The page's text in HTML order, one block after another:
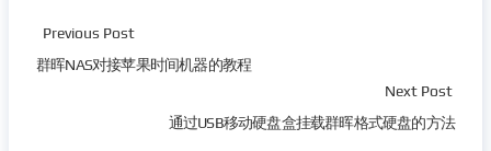
Previous Post
群晖NAS对接苹果时间机器的教程
Next Post
通过USB移动硬盘盒挂载群晖格式硬盘的方法